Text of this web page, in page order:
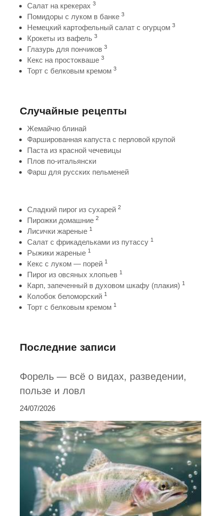
Салат на крекерах 3
Помидоры с луком в банке 3
Немецкий картофельный салат с огурцом 3
Крокеты из вафель 3
Глазурь для пончиков 3
Кекс на простокваше 3
Торт с белковым кремом 3
Случайные рецепты
Жемайчю блинай
Фаршированная капуста с перловой крупой
Паста из красной чечевицы
Плов по-итальянски
Фарш для русских пельменей
Сладкий пирог из сухарей 2
Пирожки домашние 2
Лисички жареные 1
Салат с фрикадельками из путассу 1
Рыжики жареные 1
Кекс с луком — порей 1
Пирог из овсяных хлопьев 1
Карп, запеченный в духовом шкафу (плакия) 1
Колобок беломорский 1
Торт с белковым кремом 1
Последние записи
Форель — всё о видах, разведении,
пользе и ловл
24/07/2026